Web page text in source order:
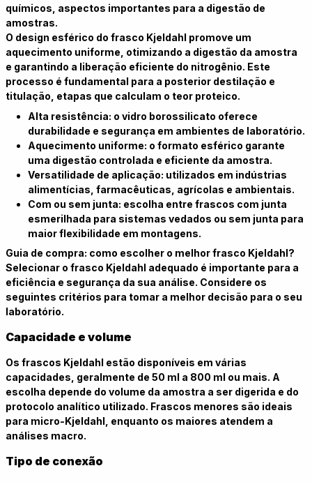
químicos, aspectos importantes para a digestão de
amostras.
O design esférico do frasco Kjeldahl promove um
aquecimento uniforme, otimizando a digestão da amostra
e garantindo a liberação eficiente do nitrogênio. Este
processo é fundamental para a posterior destilação e
titulação, etapas que calculam o teor proteico.
Alta resistência: o vidro borossilicato oferece
durabilidade e segurança em ambientes de laboratório.
Aquecimento uniforme: o formato esférico garante
uma digestão controlada e eficiente da amostra.
Versatilidade de aplicação: utilizados em indústrias
alimentícias, farmacêuticas, agrícolas e ambientais.
Com ou sem junta: escolha entre frascos com junta
esmerilhada para sistemas vedados ou sem junta para
maior flexibilidade em montagens.
Guia de compra: como escolher o melhor frasco Kjeldahl?
Selecionar o frasco Kjeldahl adequado é importante para a
eficiência e segurança da sua análise. Considere os
seguintes critérios para tomar a melhor decisão para o seu
laboratório.
Capacidade e volume
Os frascos Kjeldahl estão disponíveis em várias
capacidades, geralmente de 50 ml a 800 ml ou mais. A
escolha depende do volume da amostra a ser digerida e do
protocolo analítico utilizado. Frascos menores são ideais
para micro-Kjeldahl, enquanto os maiores atendem a
análises macro.
Tipo de conexão